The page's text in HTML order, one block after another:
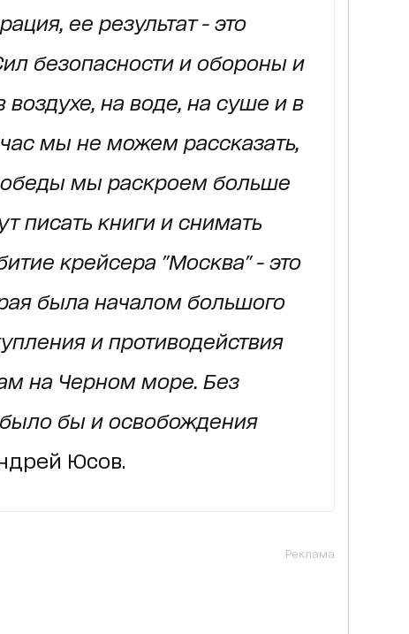
ее результат - это
безопасности и обороны и
на воде, на суше и в
мы не можем рассказать,
мы раскроем больше
писать книги и снимать
крейсера "Москва" - это
была началом большого
и противодействия
на Черном море. Без
бы и освобождения
Юсов.
Реклама